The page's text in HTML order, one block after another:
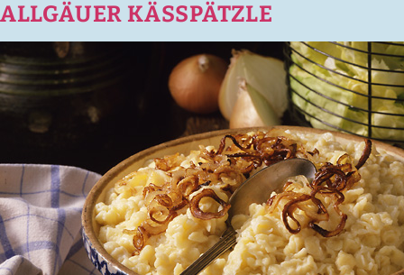
ALLGÄUER KÄSSPÄTZLE